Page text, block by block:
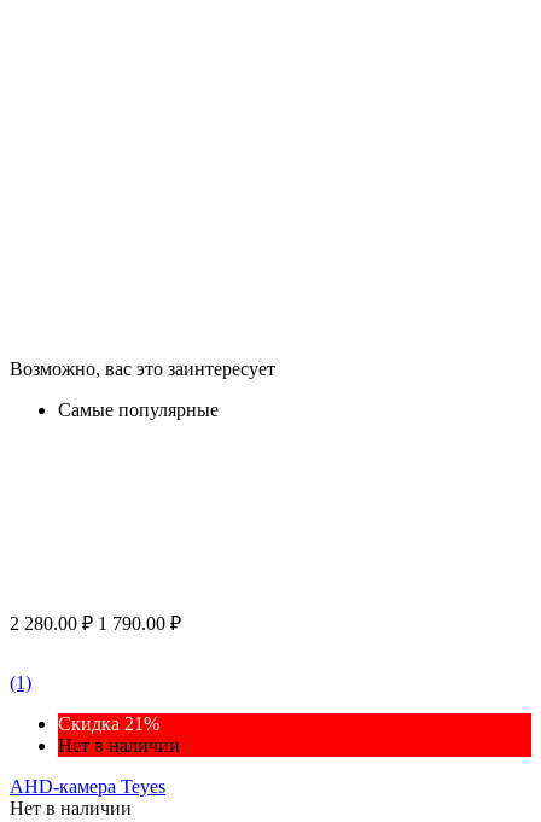
Возможно, вас это заинтересует
Самые популярные
2 280.00 ₽ 1 790.00 ₽
(1)
Скидка 21%
Нет в наличии
AHD-камера Teyes
Нет в наличии